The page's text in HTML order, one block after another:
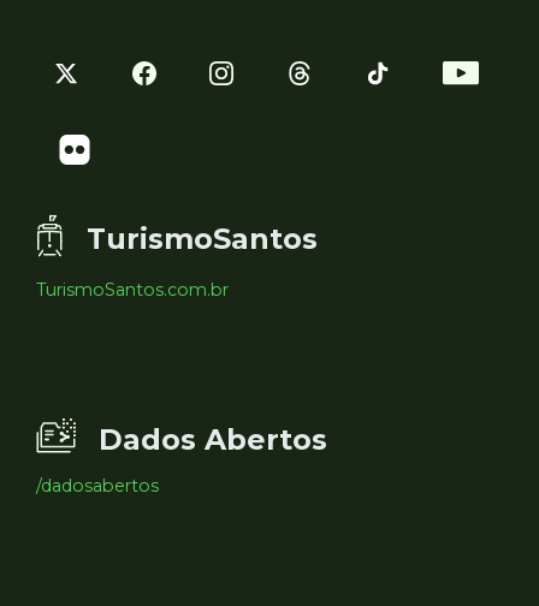
TurismoSantos
TurismoSantos.com.br
Dados Abertos
/dadosabertos